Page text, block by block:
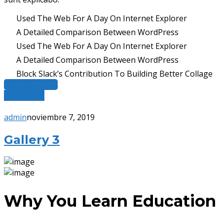
Used The Web For A Day On Internet Explorer
A Detailed Comparison Between WordPress
Used The Web For A Day On Internet Explorer
A Detailed Comparison Between WordPress
Block Slack’s Contribution To Building Better Collage
OUR COURSES
adminnoviembre 7, 2019
Gallery 3
Why You Learn Education